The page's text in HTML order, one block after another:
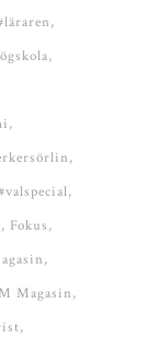
Fokus
Magasin